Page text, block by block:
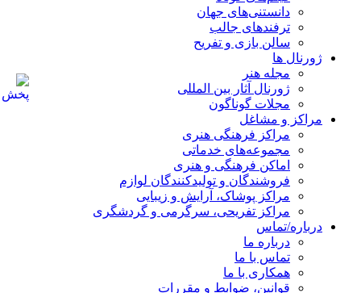
دانستنی‌های جهان
ترفندهای جالب
سالن بازی و تفریح
ژورنال ها
مجله هنر
ژورنال آثار بین المللی
مجلات گوناگون
مراکز و مشاغل
مراکز فرهنگی هنری
مجموعه‌های خدماتی
اماکن فرهنگی و هنری
فروشندگان و تولیدکنندگان لوازم
مراکز پوشاک، آرایش و زیبایی
مراکز تفریحی، سرگرمی و گردشگری
درباره/تماس
درباره ما
تماس با ما
همکاری با ما
قوانین، ضوابط و مقررات